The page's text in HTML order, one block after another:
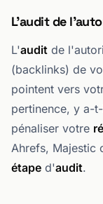
L'audit de
L'audit de
(backlinks) de
pointent vers
pertinence, y a-
pénaliser votre
Ahrefs, Majestic
étape d'audit.